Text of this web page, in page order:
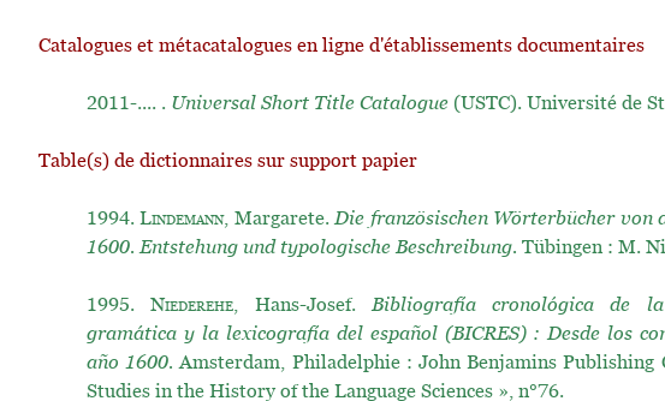
Catalogues et métacatalogues en ligne d'établissements documentaires
2011-.... . Universal Short Title Catalogue (USTC). Université de
Table(s) de dictionnaires sur support papier
1994.Lindemann, Margarete.Die französischen Wörterbücher von
1600. Entstehung und typologische Beschreibung. Tübingen : M.
1995.Niederehe, Hans-Josef.Bibliografía cronológica de
gramática y la lexicografía del español (BICRES) : Desde los
año 1600. Amsterdam, Philadelphie : John Benjamins Publishing
Studies in the History of the Language Sciences », n°76.